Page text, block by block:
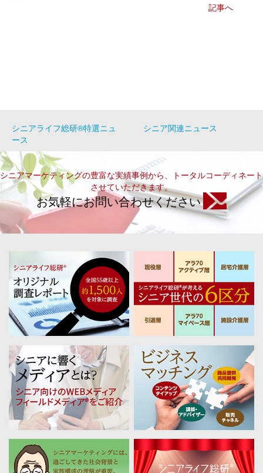
記事へ
シニアライフ総研®特選ニュ
ース
シニア関連ニュース
シニアマーケティングの豊富な実績事例から、トータルコーディネート
させていただきます。
お気軽にお問い合わせください